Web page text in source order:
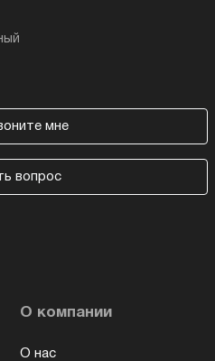
мне
вопрос
О компании
О нас